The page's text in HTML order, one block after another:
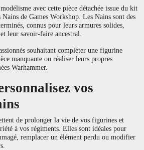
avec cette pièce détachée issue du kit
de Games Workshop. Les Nains sont des
connus pour leurs armures solides,
leur savoir-faire ancestral.
souhaitant compléter une figurine
manquante ou réaliser leurs propres
Warhammer.
vos
de prolonger la vie de vos figurines et
à vos régiments. Elles sont idéales pour
remplacer un élément perdu ou modifier